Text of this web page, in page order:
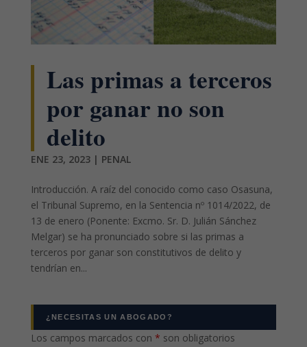
Las primas a terceros
por ganar no son
delito
ENE 23, 2023| PENAL
Introducción. A raíz del conocido como caso Osasuna,
el Tribunal Supremo, en la Sentencia nº 1014/2022, de
13 de enero (Ponente: Excmo. Sr. D. Julián Sánchez
Melgar) se ha pronunciado sobre si las primas a
terceros por ganar son constitutivos de delito y
tendrían en...
¿NECESITAS UN ABOGADO?
Los campos marcados con * son obligatorios